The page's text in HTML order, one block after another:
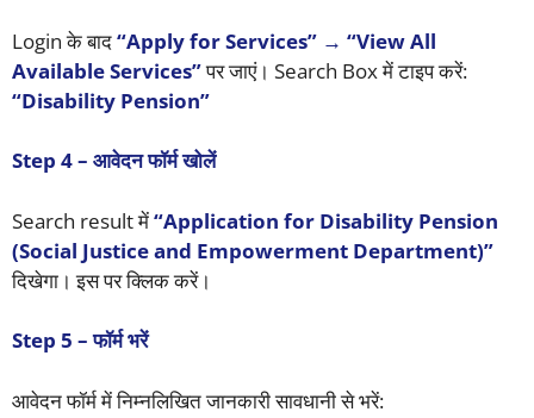
Login के बाद“Apply for Services” → “View All
Available Services”पर जाएं। Search Box में टाइप करें:
“Disability Pension”
Step 4 – आवेदन फॉर्म खोलें
Search result में“Application for Disability Pension
(Social Justice and Empowerment Department)”
दिखेगा। इस पर क्लिक करें।
Step 5 – फॉर्म भरें
आवेदन फॉर्म में निम्नलिखित जानकारी सावधानी से भरें: